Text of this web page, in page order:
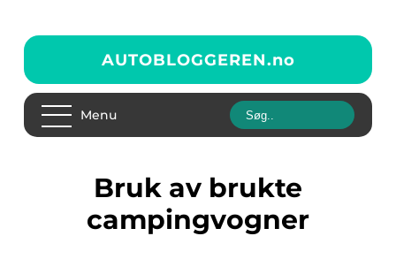
AUTOBLOGGEREN.no
Menu
Bruk av brukte
campingvogner